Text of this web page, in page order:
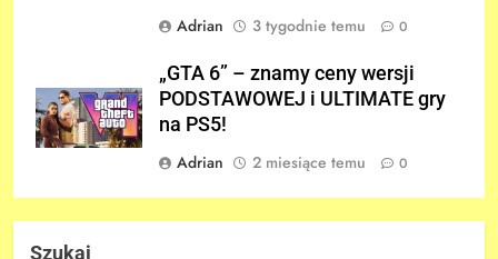
Adrian
3 tygodnie temu 0
„GTA 6” – znamy ceny wersji
PODSTAWOWEJ i ULTIMATE gry
na PS5!
Adrian
2 miesiące temu 0
Szukaj